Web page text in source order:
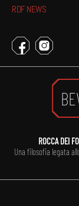
RDF NEWS
ROCCA DEI
Una filosofia legata